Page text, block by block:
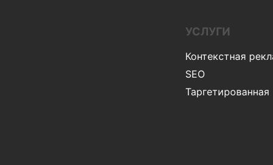
УСЛУГИ
Контекстная
SEO